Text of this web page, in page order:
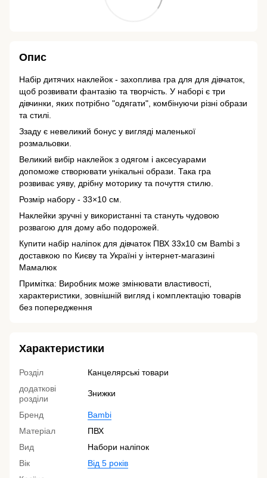
Опис
Набір дитячих наклейок - захоплива гра для для дівчаток,
щоб розвивати фантазію та творчість. У наборі є три
дівчинки, яких потрібно "одягати", комбінуючи різні образи
та стилі.
Ззаду є невеликий бонус у вигляді маленької
розмальовки.
Великий вибір наклейок з одягом і аксесуарами
допоможе створювати унікальні образи. Така гра
розвиває уяву, дрібну моторику та почуття стилю.
Розмір набору - 33×10 см.
Наклейки зручні у використанні та стануть чудовою
розвагою для дому або подорожей.
Купити набір наліпок для дівчаток ПВХ 33х10 см Bambi з
доставкою по Києву та Україні у інтернет-магазині
Мамалюк
Примітка: Виробник може змінювати властивості,
характеристики, зовнішній вигляд і комплектацію товарів
без попередження
Характеристики
Розділ
Канцелярські товари
додаткові
розділи
Знижки
Бренд
Bambi
Матеріал
ПВХ
Вид
Набори наліпок
Вік
Від 5 років